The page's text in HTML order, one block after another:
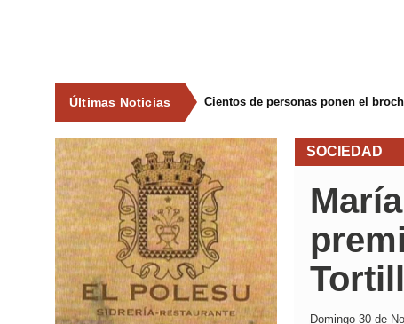
Últimas Noticias Cientos de personas ponen el
SOCIEDAD
Domingo 30 de